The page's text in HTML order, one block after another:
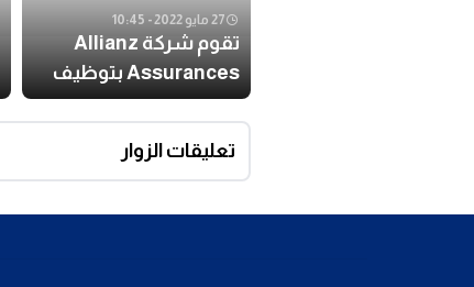
27 مايو 2022 - 10:45
تقوم شركة Allianz
Assurances بتوظيف
المتدربين في الدار البيضاء
تعليقات الزوار